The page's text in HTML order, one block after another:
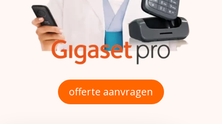
offerte aanvragen